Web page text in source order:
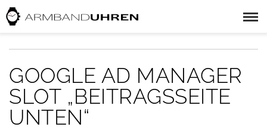
GOOGLE AD MANAGER
SLOT „BEITRAGSSEITE
UNTEN“